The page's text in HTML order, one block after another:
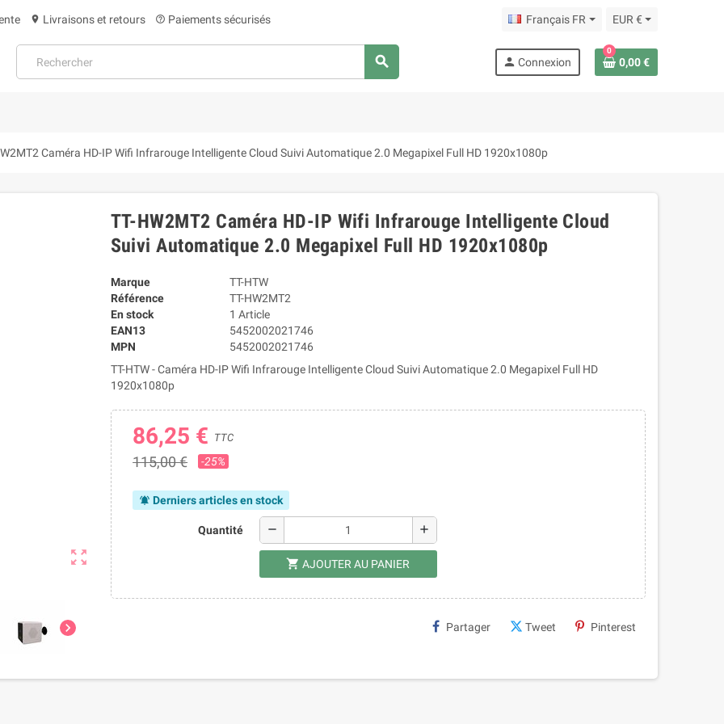
location_on Livraisons et retours help_outline Paiements sécurisés Français FR EUR €
search person Connexion
0
0,00 €
Caméra HD-IP Wifi Infrarouge Intelligente Cloud Suivi Automatique 2.0 Megapixel Full HD 1920x1080p
zoom_out_map
chevron_right
TT-HW2MT2 Caméra HD-IP Wifi Infrarouge Intelligente Cloud
Suivi Automatique 2.0 Megapixel Full HD 1920x1080p
Marque
TT-HTW
Référence
TT-HW2MT2
En stock
1 Article
EAN13
5452002021746
MPN
5452002021746
TT-HTW - Caméra HD-IP Wifi Infrarouge Intelligente Cloud Suivi Automatique 2.0 Megapixel Full HD
1920x1080p
86,25 € TTC
115,00 € -25%
notifications_active Derniers articles en stock
Quantité remove add
shopping_cart AJOUTER AU PANIER
Partager Tweet Pinterest